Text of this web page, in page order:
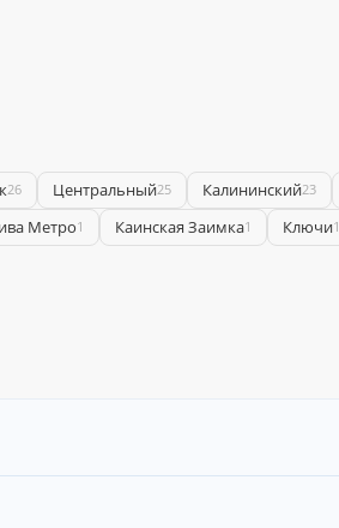
26 Центральный25 Калининский23
Метро1 Каинская Заимка1 Ключи1